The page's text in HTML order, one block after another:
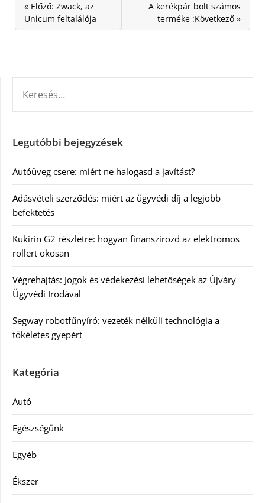
« Előző: Zwack, az
Unicum feltalálója
A kerékpár bolt számos
terméke :Következő »
Legutóbbi bejegyzések
Autóüveg csere: miért ne halogasd a javítást?
Adásvételi szerződés: miért az ügyvédi díj a legjobb
befektetés
Kukirin G2 részletre: hogyan finanszírozd az elektromos
rollert okosan
Végrehajtás: Jogok és védekezési lehetőségek az Újváry
Ügyvédi Irodával
Segway robotfűnyíró: vezeték nélküli technológia a
tökéletes gyepért
Kategória
Autó
Egészségünk
Egyéb
Ékszer